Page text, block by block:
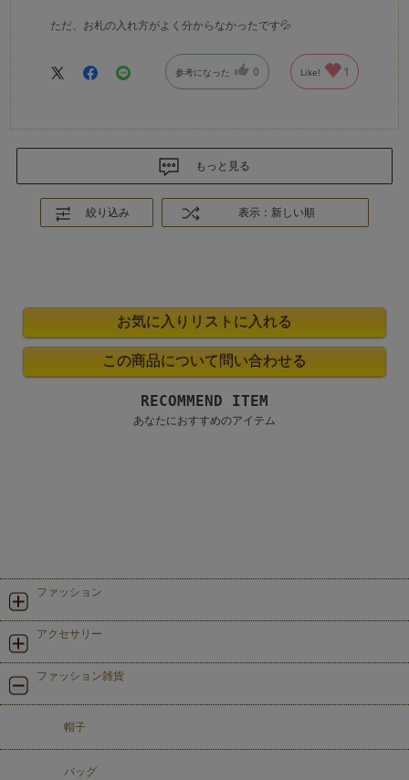
ただ、お札の入れ方がよく分からなかったです💦
参考になった 0 Like! 1
もっと見る
絞り込み 表示：新しい順
RECOMMEND ITEM
あなたにおすすめのアイテム
ファッション
アクセサリー
ファッション雑貨
帽子
バッグ